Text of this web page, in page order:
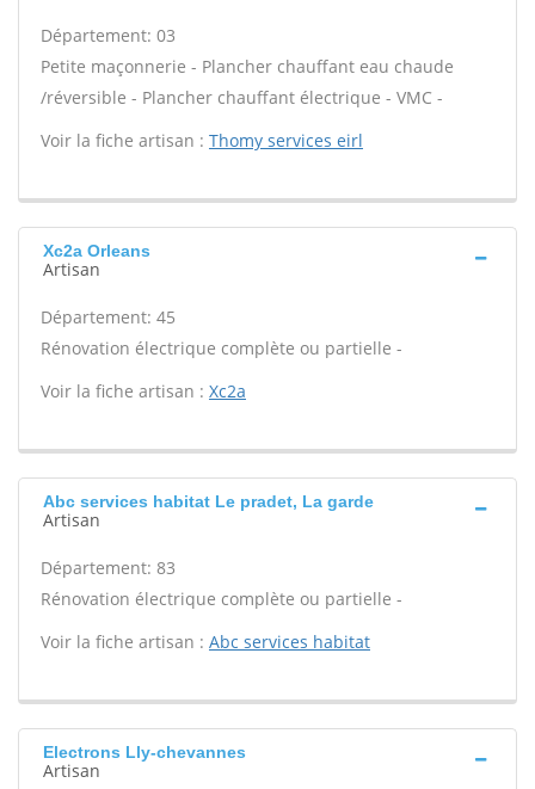
Département: 03
Petite maçonnerie - Plancher chauffant eau chaude
/réversible - Plancher chauffant électrique - VMC -
Voir la fiche artisan : Thomy services eirl
Xc2a Orleans
Artisan
Département: 45
Rénovation électrique complète ou partielle -
Voir la fiche artisan : Xc2a
Abc services habitat Le pradet, La garde
Artisan
Département: 83
Rénovation électrique complète ou partielle -
Voir la fiche artisan : Abc services habitat
Electrons Lly-chevannes
Artisan